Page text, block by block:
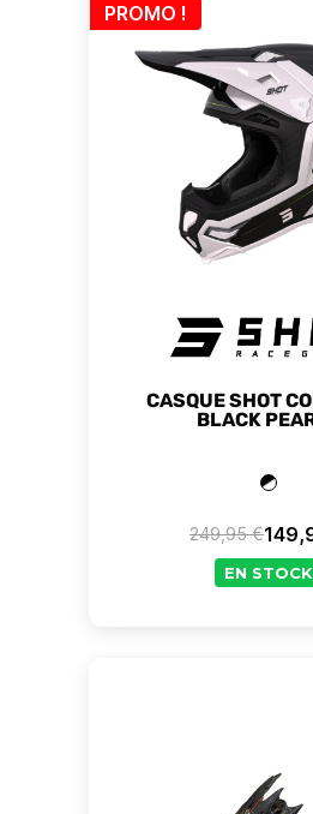
CASQUE SHOT
BLACK
Prix
249,95 € Prix
EN STOCK
PROMO !